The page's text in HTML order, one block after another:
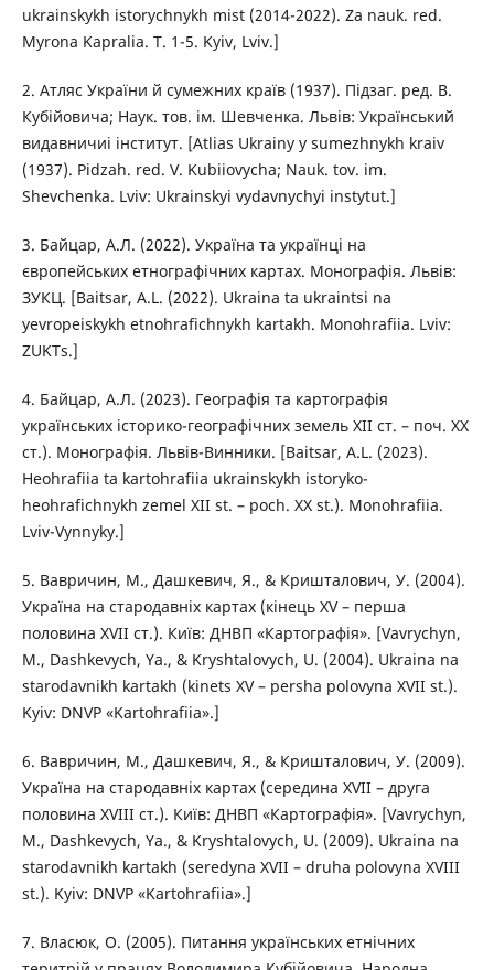
ukrainskykh istorychnykh mist (2014-2022). Za nauk. red.
Myrona Kapralia. T. 1-5. Kyiv, Lviv.]
2. Атляс України й сумежних країв (1937). Підзаг. ред. В.
Кубійовича; Наук. тов. ім. Шевченка. Львів: Український
видавничиі інститут. [Atlias Ukrainy y sumezhnykh kraiv
(1937). Pidzah. red. V. Kubiiovycha; Nauk. tov. im.
Shevchenka. Lviv: Ukrainskyi vydavnychyi instytut.]
3. Байцар, А.Л. (2022). Україна та українці на
європейських етнографічних картах. Монографія. Львів:
ЗУКЦ. [Baitsar, A.L. (2022). Ukraina ta ukraintsi na
yevropeiskykh etnohrafichnykh kartakh. Monohrafiia. Lviv:
ZUKTs.]
4. Байцар, А.Л. (2023). Географія та картографія
українських історико-географічних земель XII ст. – поч. XX
ст.). Монографія. Львів-Винники. [Baitsar, A.L. (2023).
Heohrafiia ta kartohrafiia ukrainskykh istoryko-
heohrafichnykh zemel XII st. – poch. XX st.). Monohrafiia.
Lviv-Vynnyky.]
5. Вавричин, М., Дашкевич, Я., & Кришталович, У. (2004).
Україна на стародавніх картах (кінець XV – перша
половина XVII ст.). Київ: ДНВП «Картографія». [Vavrychyn,
M., Dashkevych, Ya., & Kryshtalоvych, U. (2004). Ukraina na
starodavnikh kartakh (kinets XV – persha polovyna XVII st.).
Kyiv: DNVP «Kartohrafiia».]
6. Вавричин, М., Дашкевич, Я., & Кришталович, У. (2009).
Україна на стародавніх картах (середина XVІІ – друга
половина XVIІI ст.). Київ: ДНВП «Картографія». [Vavrychyn,
M., Dashkevych, Ya., & Kryshtalovych, U. (2009). Ukraina na
starodavnikh kartakh (seredyna XVII – druha polovyna XVIII
st.). Kyiv: DNVP «Kartohrafiia».]
7. Власюк, О. (2005). Питання українських етнічних